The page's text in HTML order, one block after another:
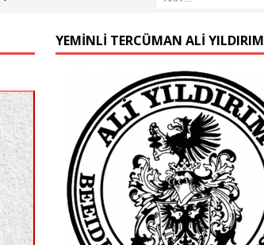
YEMINLI TERCÜMAN ALI YILDIRIM